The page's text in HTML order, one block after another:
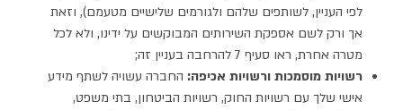
לפי העניין, לשותפים שלהם ולגורמים שלישיים מטעמם), וזאת
אך ורק לשם אספקת השירותים המבוקשים על ידינו, ולא לכל
מטרה אחרת, ראו סעיף 7 להרחבה בעניין זה;
רשויות מוסמכות ורשויות אכיפה: החברה עשויה לשתף מידע
אישי שלך עם רשויות החוק, רשויות הביטחון, בתי משפט,